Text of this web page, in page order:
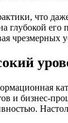
что
глубокой
чрезмерных
и бизнес-